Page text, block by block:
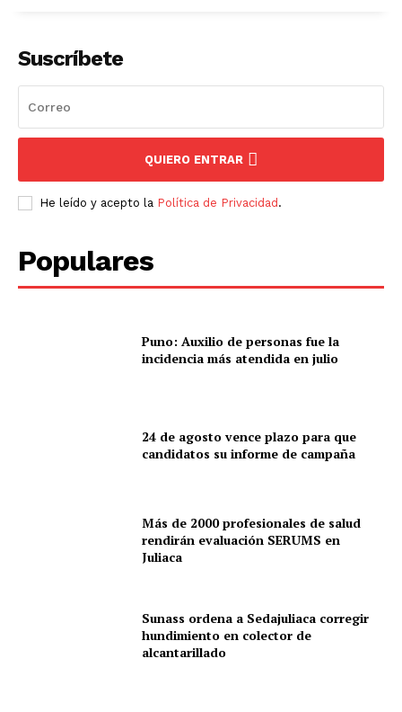
Suscríbete
QUIERO ENTRAR
He leído y acepto la Política de Privacidad .
Populares
Puno: Auxilio de personas fue la
incidencia más atendida en julio
24 de agosto vence plazo para que
candidatos su informe de campaña
Más de 2000 profesionales de salud
rendirán evaluación SERUMS en
Juliaca
Sunass ordena a Sedajuliaca corregir
hundimiento en colector de
alcantarillado